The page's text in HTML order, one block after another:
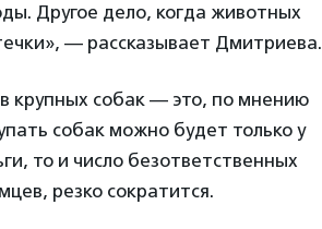
Другое дело, когда животных
— рассказывает Дмитриева.
крупных собак — это, по мнению
собак можно будет только у
то и число безответственных
резко сократится.